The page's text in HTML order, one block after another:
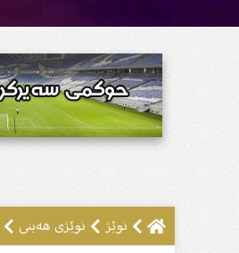
نوێژ نوێژى هەینى